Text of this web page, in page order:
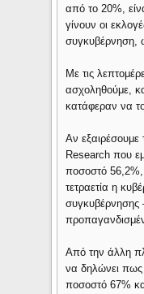
από το 20%,
γίνουν οι
συγκυβέρνηση,
Με τις
ασχοληθούμε,
κατάφεραν να
Αν
Research που
ποσοστό 56,2%,
τετραετία η
συγκυβέρνησης
Από την άλλη
να δηλώνει πως
ποσοστό 67%